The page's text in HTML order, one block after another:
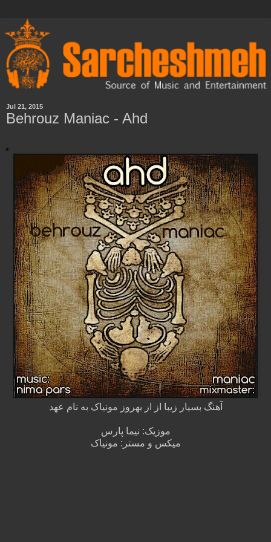
Jul 21, 2015
Behrouz Maniac - Ahd
آهنگ بسیار زیبا از از بهروز مونیاک به نام عهد
موزیک: نیما پارس
میکس و مستر: مونیاک